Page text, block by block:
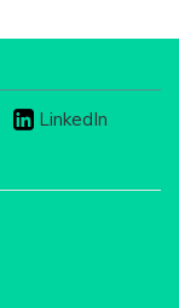
LinkedIn